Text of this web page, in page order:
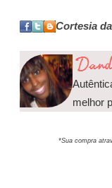
Cortesia
melhor
*Sua compra